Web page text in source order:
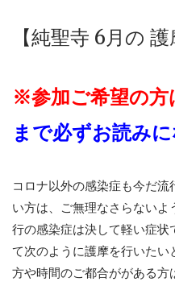
【純聖寺 6月の 護
※参加ご希望の方
まで必ずお読み
コロナ以外の感染症も今だ
い方は、ご無理なさらない
行の感染症は決して軽い症状
て次のように護摩を行いたい
方や時間のご都合ががある